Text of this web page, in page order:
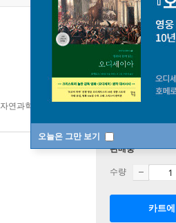
오늘은 그만 보기
자연과학 top100 7주
판매중
수량
카트에